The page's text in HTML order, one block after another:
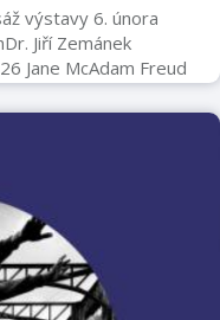
výstavy 6. února
Jiří Zemánek
Jane McAdam Freud
29 Přibor otevírací